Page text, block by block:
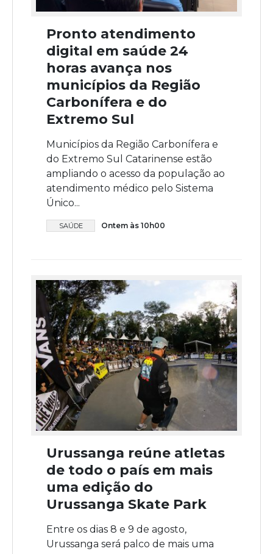
Pronto atendimento
digital em saúde 24
horas avança nos
municípios da Região
Carbonífera e do
Extremo Sul
Municípios da Região Carbonífera e
do Extremo Sul Catarinense estão
ampliando o acesso da população ao
atendimento médico pelo Sistema
Único...
SAÚDE Ontem às 10h00
Urussanga reúne atletas
de todo o país em mais
uma edição do
Urussanga Skate Park
Entre os dias 8 e 9 de agosto,
Urussanga será palco de mais uma